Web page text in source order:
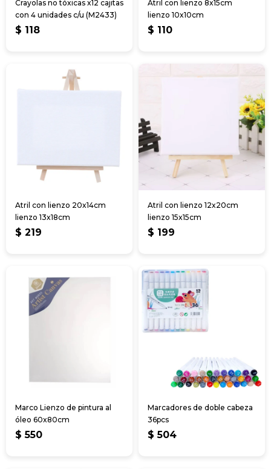
Crayolas no tóxicas x12 cajitas
con 4 unidades c/u (M2433)
$ 118
Atril con lienzo 8x15cm
lienzo 10x10cm
$ 110
Atril con lienzo 20x14cm
lienzo 13x18cm
$ 219
Atril con lienzo 12x20cm
lienzo 15x15cm
$ 199
Marco Lienzo de pintura al
óleo 60x80cm
$ 550
Marcadores de doble cabeza
36pcs
$ 504